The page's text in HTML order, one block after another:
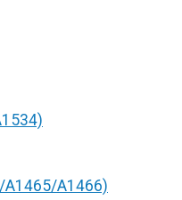
A1466)